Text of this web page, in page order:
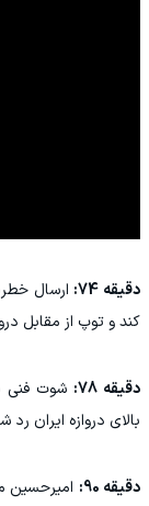
دقیقه 74: ارسال
کند و توپ از مقابل
دقیقه 78:
شوت فنی
بالای دروازه ایران رد
دقیقه 90:
امیرحسین